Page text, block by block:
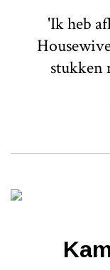
'Ik heb
stukken